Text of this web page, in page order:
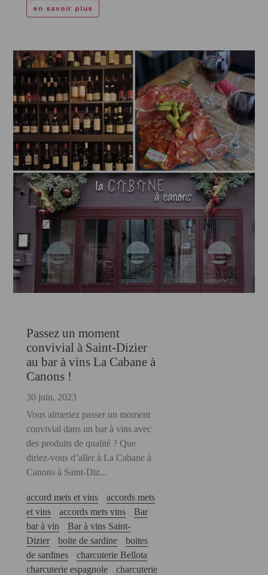
en savoir plus
Passez un moment
convivial à Saint-Dizier
au bar à vins La Cabane à
Canons !
30 juin, 2023
Vous aimeriez passer un moment
convivial dans un bar à vins avec
des produits de qualité ? Que
diriez-vous d’aller à La Cabane à
Canons à Saint-Diz...
accord mets et vins
accords mets
et vins
accords mets vins
Bar
bar à vin
Bar à vins Saint-
Dizier
boite de sardine
boites
de sardines
charcuterie Bellota
charcuterie espagnole
charcuterie